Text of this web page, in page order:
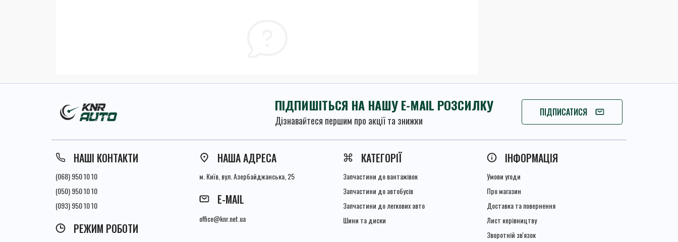
ПІДПИШІТЬСЯ НА НАШУ E-MAIL РОЗСИЛКУ
Дізнавайтеся першим про акції та знижки
ПІДПИСАТИСЯ
ПІДПИШІТЬСЯ
НАШІ КОНТАКТИ
(068) 950 10 10
(050) 950 10 10
(093) 950 10 10
РЕЖИМ РОБОТИ
НАША АДРЕСА
м. Київ, вул. Азербайджанська, 25
E-MAIL
office@knr.net.ua
КАТЕГОРІЇ
Запчастини до вантажівок
Запчастини до автобусів
Запчастини до легкових авто
Шини та диски
ІНФОРМАЦІЯ
Умови угоди
Про магазин
Доставка та повернення
Лист керівництву
Зворотній зв'язок